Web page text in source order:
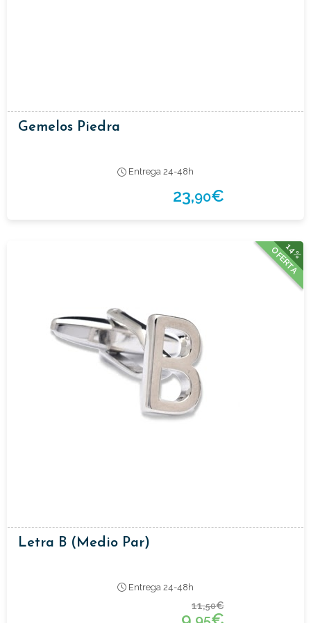
Gemelos Piedra
Entrega 24-48h
23,90€
14%
OFERTA
Letra B (medio Par)
Entrega 24-48h
11,50€